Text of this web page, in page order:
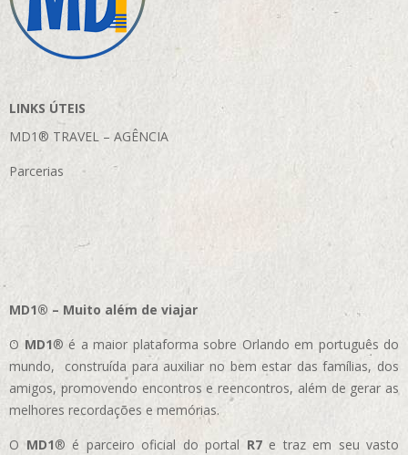
LINKS ÚTEIS
MD1® TRAVEL – AGÊNCIA
Parcerias
MD1® – Muito além de viajar
O MD1® é a maior plataforma sobre Orlando em português do
mundo, construída para auxiliar no bem estar das famílias, dos
amigos, promovendo encontros e reencontros, além de gerar as
melhores recordações e memórias.
OMD1® é parceiro oficial do portal R7e traz em seu vasto